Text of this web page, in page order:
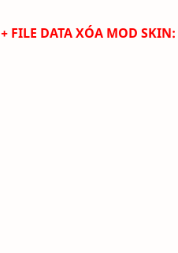
+ FILE DATA XÓA MOD SKIN: